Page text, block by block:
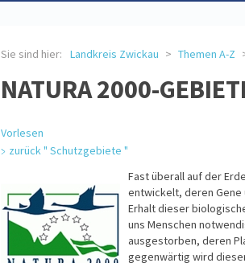
Sie sind hier: Landkreis Zwickau Themen A-Z
NATURA 2000-
Vorlesen
zurück " Schutzgebiete "
Fast überall auf der
entwickelt, deren Gene
Erhalt dieser
uns Menschen
ausgestorben, deren
gegenwärtig wird